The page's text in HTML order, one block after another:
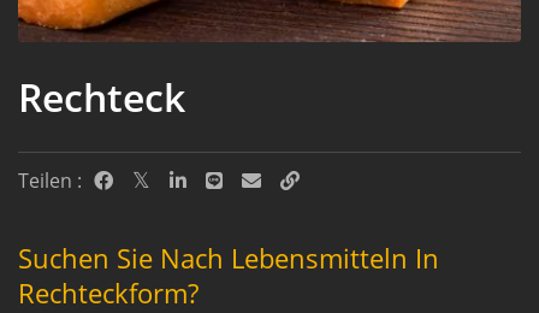
Rechteck
Teilen :
Suchen Sie Nach Lebensmitteln In
Rechteckform?